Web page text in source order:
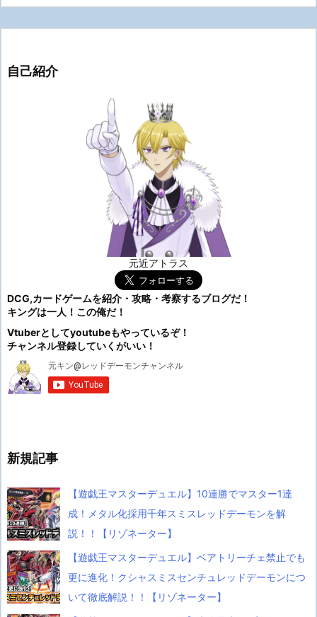
自己紹介
元近アトラス
DCG,カードゲームを紹介・攻略・考察するブログだ！
キングは一人！この俺だ！
Vtuberとしてyoutubeもやっているぞ！
チャンネル登録していくがいい！
新規記事
【遊戯王マスターデュエル】10連勝でマスター1達
成！メタル化採用千年スミスレッドデーモンを解
説！！【リゾネーター】
【遊戯王マスターデュエル】ベアトリーチェ禁止でも
更に進化！クシャスミスセンチュレッドデーモンにつ
いて徹底解説！！【リゾネーター】